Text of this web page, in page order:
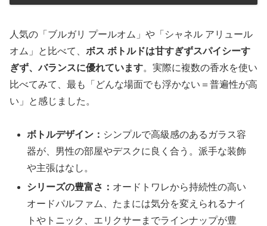
人気の「ブルガリ プールオム」や「シャネル アリュール
オム」と比べて、 ボス ボトルドは甘すぎずスパイシーす
ぎず、バランスに優れています。実際に複数の香水を使い
比べてみて、最も「どんな場面でも浮かない＝普遍性が高
い」と感じました。
ボトルデザイン： シンプルで高級感のあるガラス容
器が、男性の部屋やデスクに良く合う。派手な装飾
や主張はなし。
シリーズの豊富さ： オードトワレから持続性の高い
オードパルファム、たまには気分を変えられるナイ
トやトニック、エリクサーまでラインナップが豊